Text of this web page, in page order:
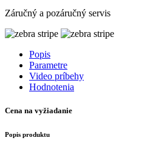
Záručný a pozáručný servis
Popis
Parametre
Video príbehy
Hodnotenia
Cena na vyžiadanie
Popis produktu